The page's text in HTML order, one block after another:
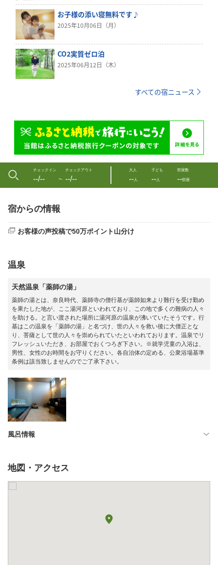
お子様の添い寝無料です♪
2025年10月06日（月）
CO2実質ゼロ泊
2025年06月12日（木）
すべての宿ニュース
チェックイン
--/-- 〜
チェックアウト
--/--
大人
--人
子ども
--人
部屋数
--部屋
宿からの情報
お客様の声投稿で50万ポイント山分け
温泉
天然温泉「薬師の湯」
薬師の湯とは、奈良時代、薬師寺の僧行基が薬師如来より難行を受け勤め
を果たした地が、ここ湯河原といわれており、この地で多くの難病の人々
を助ける。と言い渡された場所に湯河原の温泉が沸いていたそうです。行
基はこの温泉を「薬師の湯」と名づけ、世の人々を救い後に大僧正とな
り、菩薩として世の人々を崇められていたといわれております。温泉でリ
フレッシュいただき、お部屋でおくつろぎ下さい。※就学児童の入浴は、
男性、女性のお時間をお守りください。各自治体の定める、公衆浴場基準
条例は該当致しませんのでご了承下さい。
風呂情報
地図・アクセス